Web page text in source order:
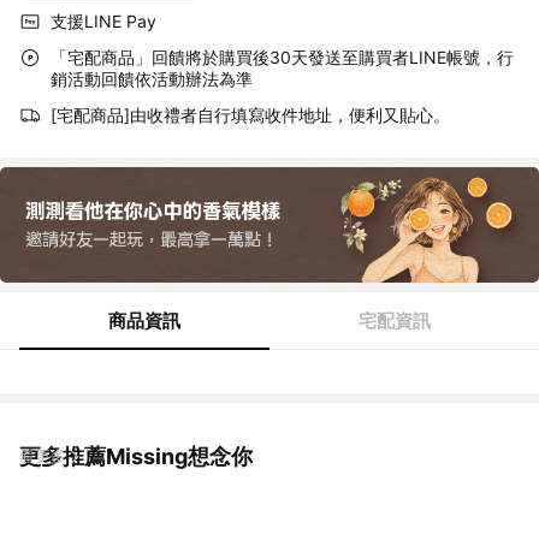
支援LINE Pay
「宅配商品」回饋將於購買後30天發送至購買者LINE帳號，行
銷活動回饋依活動辦法為準
[宅配商品]由收禮者自行填寫收件地址，便利又貼心。
商品資訊 宅配資訊
更多推薦Missing想念你
看更多